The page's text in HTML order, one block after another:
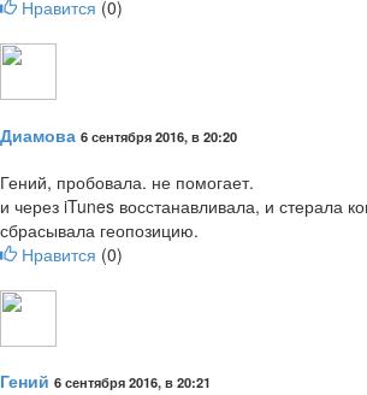
Нравится (0)
Диамова 6 сентября 2016, в 20:20
Гений, пробовала. не помогает.
и через iTunes восстанавливала, и стерала
сбрасывала геопозицию.
Нравится (0)
Гений 6 сентября 2016, в 20:21